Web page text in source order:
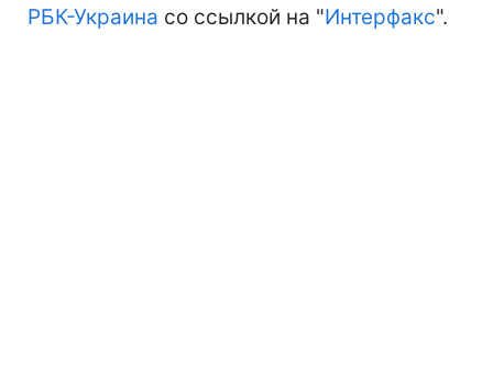
РБК-Украина со ссылкой на "Интерфакс".